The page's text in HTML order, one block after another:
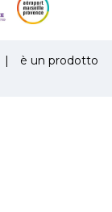
| è un prodotto